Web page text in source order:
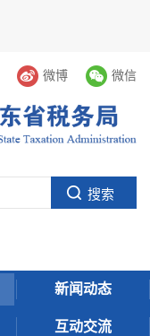
微博 微信
新闻动态
互动交流